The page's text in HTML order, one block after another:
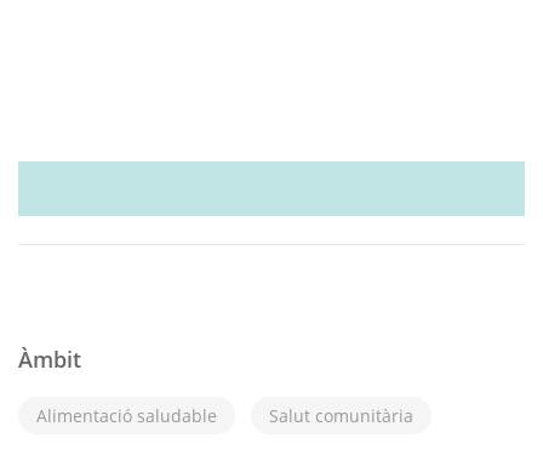
Àmbit
Alimentació saludable Salut comunitària